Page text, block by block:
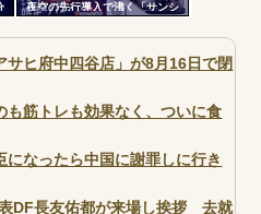
夜空の先行導入で沸く「サンシ
で総差枚10万枚超えの祭りを開
催中ｗｗｗｗ
サヒ府中四谷店」が8月16日で閉
も筋トレも効果なく、ついに食
なったら中国に謝罪しに行き
DF長友佑都が来場し挨拶 去就